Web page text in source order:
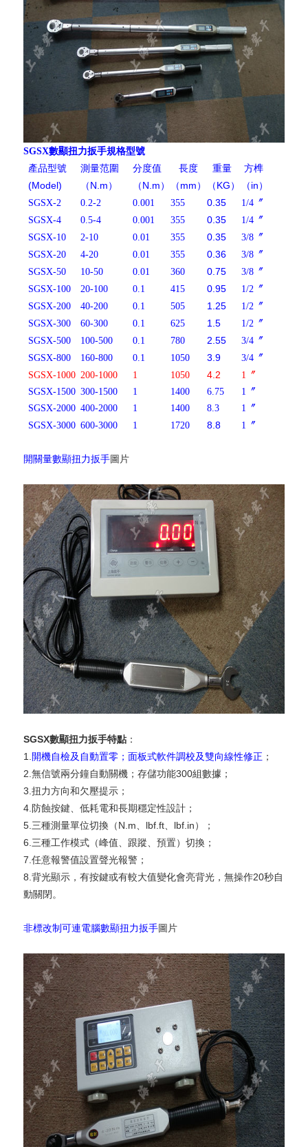
SGSX數顯扭力扳手規格型號
產品型號
(Model)
測量范圍
（N.m）
分度值
（N.m）
長度
（mm）
重量
（KG）
方榫
（in）
SGSX-2 0.2-2 0.001 355 0.35
1/4〞
SGSX-4
0.5-4 0.001 355 0.35
1/4〞
SGSX-10
2-10 0.01 355 0.35
3/8〞
SGSX-20
4-20 0.01 355 0.36
3/8〞
SGSX-50
10-50 0.01 360 0.75
3/8〞
SGSX-100
20-100 0.1 415 0.95
1/2〞
SGSX-200
40-200 0.1 505 1.25
1/2〞
SGSX-300
60-300 0.1 625 1.5
1/2〞
SGSX-500
100-500 0.1 780 2.55
3/4〞
SGSX-800
160-800 0.1 1050 3.9
3/4〞
SGSX-1000 200-1000 1 1050 4.2
1〞
SGSX-1500 300-1500 1 1400 6.75
1〞
SGSX-2000 400-2000 1 1400 8.3
1〞
SGSX-3000 600-3000 1 1720 8.8 1〞
開關量數顯扭力扳手圖片
SGSX數顯扭力扳手特點：
1. 開機自檢及自動置零；面板式軟件調校及雙向線性修正 ；
2.無信號兩分鐘自動關機；存儲功能300組數據；
3.扭力方向和欠壓提示；
4.防蝕按鍵、低耗電和長期穩定性設計；
5.三種測量單位切換（N.m、lbf.ft、lbf.in）；
6.三種工作模式（峰值、跟蹤、預置）切換；
7.任意報警值設置聲光報警；
8.背光顯示，有按鍵或有較大值變化會亮背光，無操作20秒自
動關閉。
非標改制可連電腦數顯扭力扳手圖片